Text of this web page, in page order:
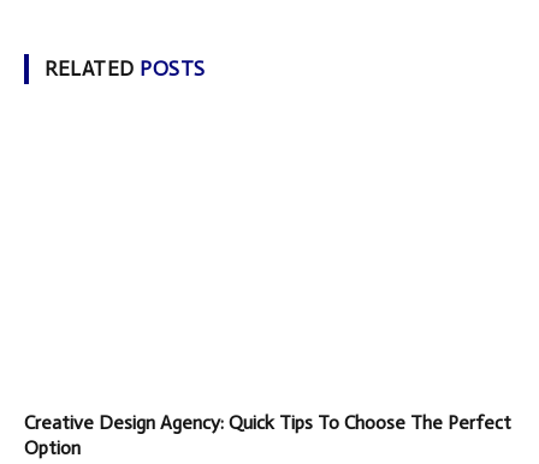
RELATED POSTS
Creative Design Agency: Quick Tips To Choose The Perfect
Option